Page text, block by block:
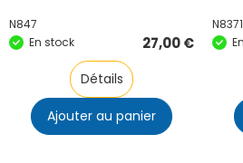
N847
En stock
27,00€
Détails
Ajouter au panier
N8371